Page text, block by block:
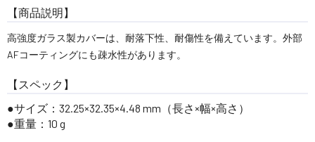
【商品説明】
高強度ガラス製カバーは、耐落下性、耐傷性を備えています。外部
AFコーティングにも疎水性があります。
【スペック】
サイズ：32.25×32.35×4.48 mm（長さ×幅×高さ）
重量：10 g